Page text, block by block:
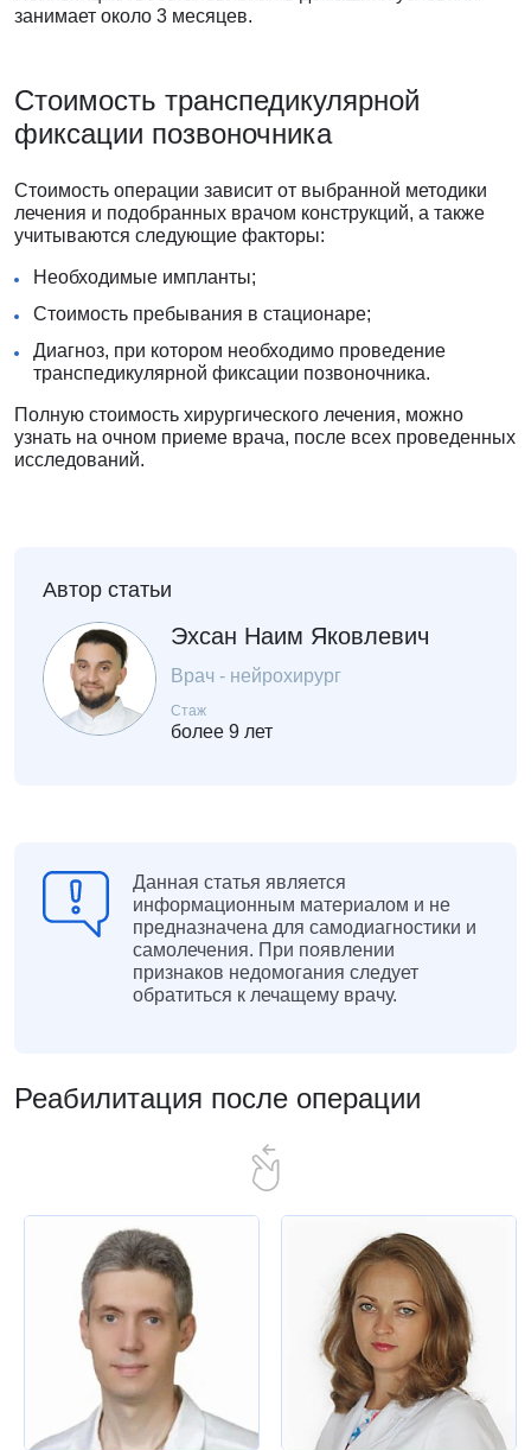
занимает около 3 месяцев.
Стоимость транспедикулярной
фиксации позвоночника
Стоимость операции зависит от выбранной методики
лечения и подобранных врачом конструкций, а также
учитываются следующие факторы:
Необходимые импланты;
Стоимость пребывания в стационаре;
Диагноз, при котором необходимо проведение
транспедикулярной фиксации позвоночника.
Полную стоимость хирургического лечения, можно
узнать на очном приеме врача, после всех проведенных
исследований.
Автор статьи
Эхсан Наим Яковлевич
Врач - нейрохирург
Стаж
более 9 лет
Данная статья является
информационным материалом и не
предназначена для самодиагностики и
самолечения. При появлении
признаков недомогания следует
обратиться к лечащему врачу.
Реабилитация после операции